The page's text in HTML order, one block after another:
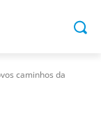
caminhos da